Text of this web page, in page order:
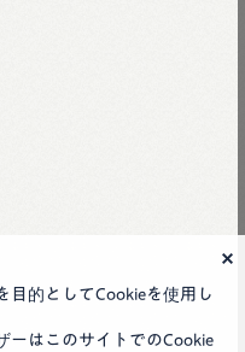
目的としてCookieを使用し
ーはこのサイトでのCookie